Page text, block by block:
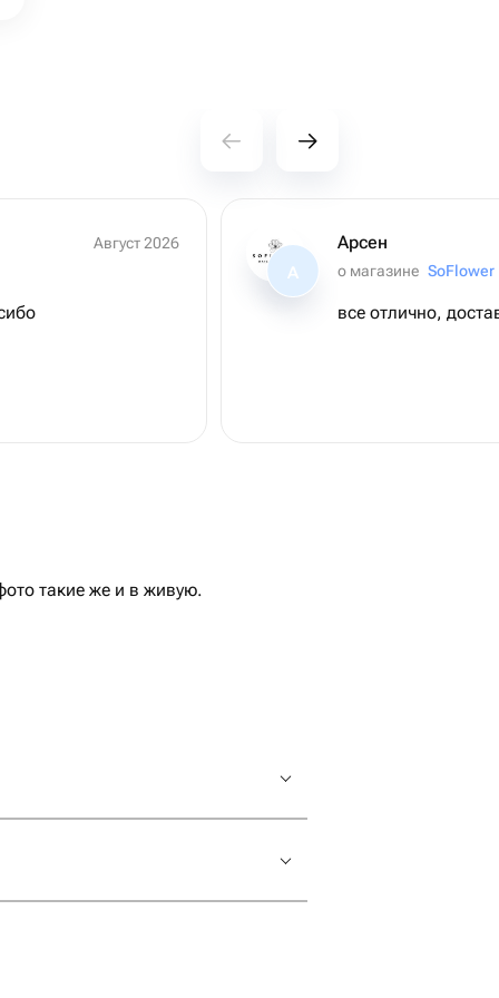
Август 2026
А
Арсен
о магазине SoFlower
все отлично,
такие же и в живую.